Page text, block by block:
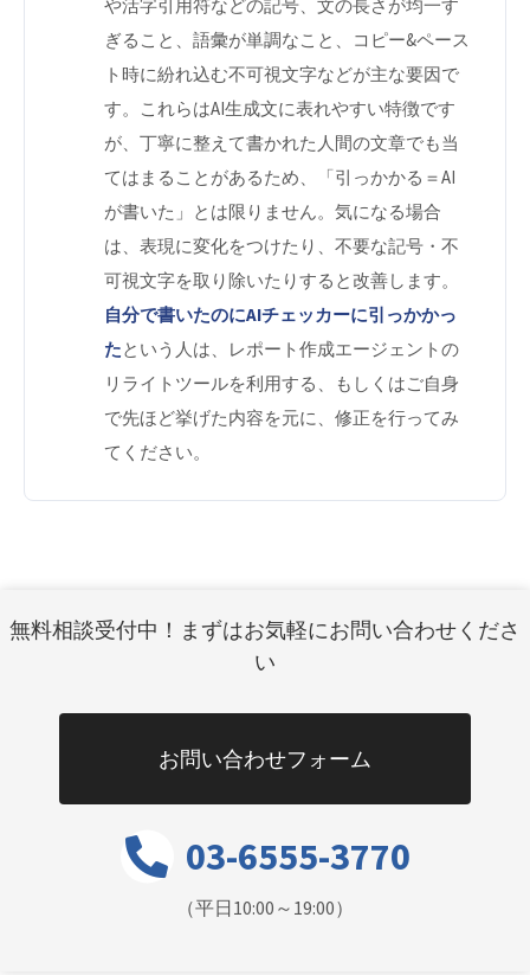
や活字引用符などの記号、文の長さが均一す
ぎること、語彙が単調なこと、コピー&ペース
ト時に紛れ込む不可視文字などが主な要因で
す。これらはAI生成文に表れやすい特徴です
が、丁寧に整えて書かれた人間の文章でも当
てはまることがあるため、「引っかかる＝AI
が書いた」とは限りません。気になる場合
は、表現に変化をつけたり、不要な記号・不
可視文字を取り除いたりすると改善します。
自分で書いたのにAIチェッカーに引っかかっ
たという人は、レポート作成エージェントの
リライトツールを利用する、もしくはご自身
で先ほど挙げた内容を元に、修正を行ってみ
てください。
無料相談受付中！まずはお気軽にお問い合わせくださ
い
お問い合わせフォーム
03-6555-3770
（平日10:00～19:00）